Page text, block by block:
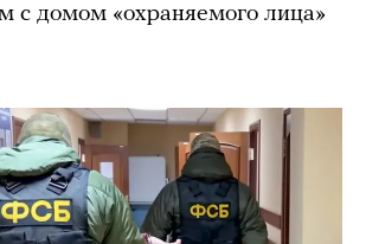
с домом «охраняемого лица»